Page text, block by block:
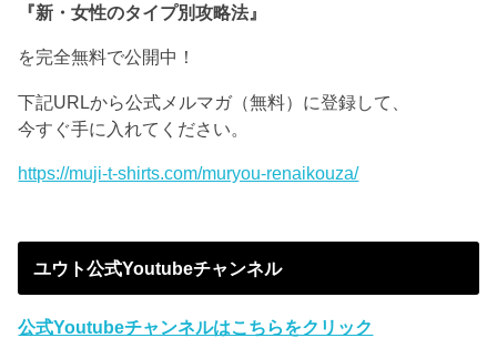
『新・女性のタイプ別攻略法』
を完全無料で公開中！
下記URLから公式メルマガ（無料）に登録して、
今すぐ手に入れてください。
https://muji-t-shirts.com/muryou-renaikouza/
ユウト公式Youtubeチャンネル
公式Youtubeチャンネルはこちらをクリック